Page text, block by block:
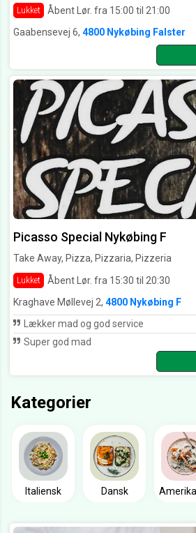
Lukket Åbent Lør. fra 15:00 til 21:00
Gaabensevej 6, 4800 Nykøbing Falster
Picasso Special Nykøbing F
Take Away, Pizza, Pizzaria, Pizzeria
Lukket Åbent Lør. fra 15:30 til 20:30
Kraghave Møllevej 2, 4800 Nykøbing F
Lækker mad og god service
Super god mad
Kategorier
Italiensk Dansk